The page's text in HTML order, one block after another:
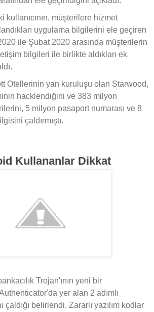
kullanıcının, müşterilere hizmet
uygulama bilgilerini ele geçiren
ile Şubat 2020 arasında müşterilerin
bilgileri ile birlikte aldıkları ek
Otellerinin yan kuruluşu olan Starwood,
hacklendiğini ve 383 milyon
5 milyon pasaport numarası ve 8
çaldırmıştı.
Kullananlar Dikkat
Trojan'ının yeni bir
yer alan 2 adımlı
çaldığı belirlendi. Zararlı yazılım kodlar